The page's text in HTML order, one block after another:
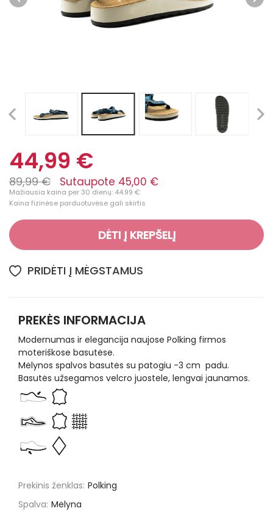
44,99 €
89,99 € Sutaupote 45,00 €
Mažiausia kaina per 30 dienų: 44.99 €
Kaina fizinėse parduotuvėse gali skirtis
DĖTI Į KREPŠELĮ
PRIDĖTI Į MĖGSTAMUS
PREKĖS INFORMACIJA
Modernumas ir elegancija naujose Polking firmos
moteriškose basutėse.
Mėlynos spalvos basutės su patogiu -3 cm padu.
Basutės užsegamos velcro juostele, lengvai įaunamos.
Prekinis ženklas: Polking
Spalva: Mėlyna